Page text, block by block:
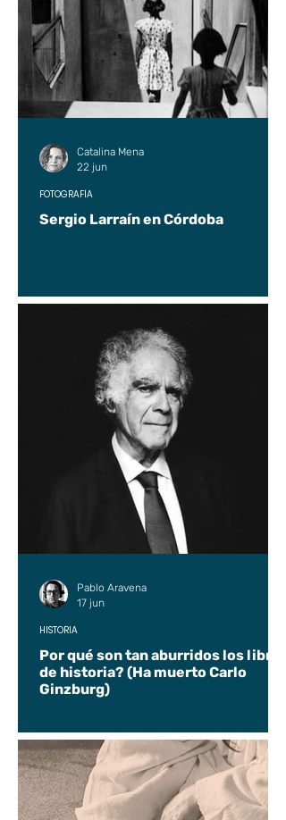
Sergio Larraín en Córdoba
FOTOGRAFÍA
Catalina Mena
22 jun
Por qué son tan aburridos los libros
de historia? (Ha muerto Carlo
Ginzburg)
HISTORIA
Pablo Aravena
17 jun